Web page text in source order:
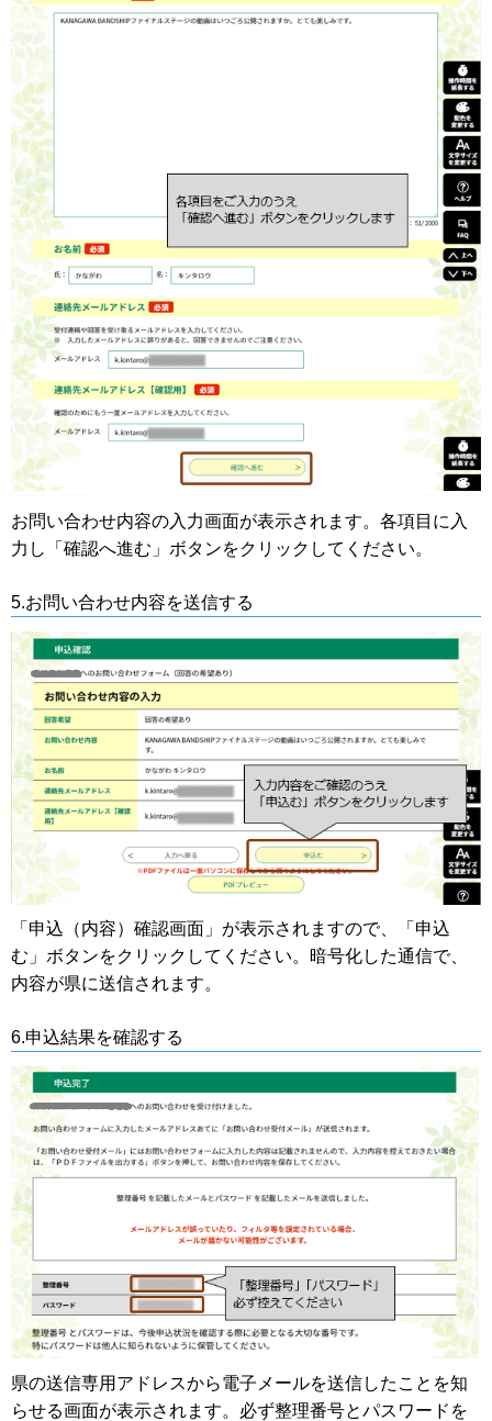
お問い合わせ内容の入力画面が表示されます。各項目に入
力し「確認へ進む」ボタンをクリックしてください。
5.お問い合わせ内容を送信する
「申込（内容）確認画面」が表示されますので、「申込
む」ボタンをクリックしてください。暗号化した通信で、
内容が県に送信されます。
6.申込結果を確認する
県の送信専用アドレスから電子メールを送信したことを知
らせる画面が表示されます。必ず整理番号とパスワードを